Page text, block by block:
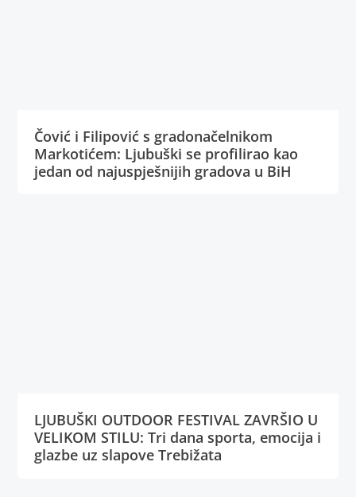
Čović i Filipović s gradonačelnikom
Markotićem: Ljubuški se profilirao kao
jedan od najuspješnijih gradova u BiH
LJUBUŠKI OUTDOOR FESTIVAL ZAVRŠIO U
VELIKOM STILU: Tri dana sporta, emocija i
glazbe uz slapove Trebižata